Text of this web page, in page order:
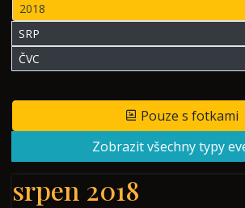
2018
SRP
ČVC
Pouze s fotkami
Zobrazit všechny typy
srpen 2018